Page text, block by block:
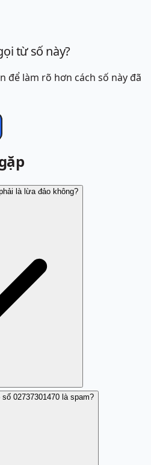
từ số này?
để làm rõ hơn cách số này đã
là lừa đảo không?
được báo cáo là lừa đảo.
02737301470 là spam?